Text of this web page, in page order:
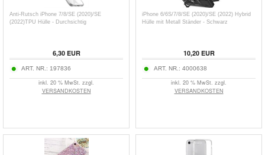
Anti-Rutsch iPhone 7/8/SE (2020)/SE
(2022)TPU Hülle - Durchsichtig
6,30EUR
ART. NR.: 197836
inkl. 20 % MwSt. zzgl.
VERSANDKOSTEN
iPhone 6/6S/7/8/SE (2020)/SE (2022) Hybrid
Hülle mit Metall Ständer - Schwarz
10,20EUR
ART. NR.: 4000638
inkl. 20 % MwSt. zzgl.
VERSANDKOSTEN